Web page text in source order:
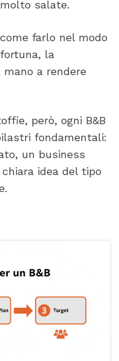
salate.
farlo nel modo
la
a rendere
però, ogni B&B
fondamentali:
un business
idea del tipo